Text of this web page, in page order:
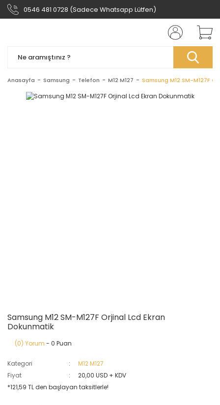
0546 481 0728 (Sadece Whatsapp Lütfen)
Anasayfa Samsung Telefon M12 M127 Samsung M12 SM-M127F
Samsung M12 SM-M127F Orjinal Lcd Ekran
Dokunmatik
(0) Yorum - 0 Puan
Kategori
M12 M127
Fiyat
20,00 USD + KDV
*121,59 TL den başlayan taksitlerle!